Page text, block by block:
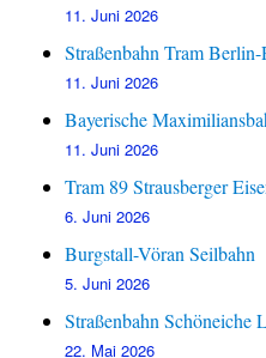
11. Juni 2026
Straßenbahn Tram
11. Juni 2026
Bayerische
11. Juni 2026
Tram 89 Strausberger
6. Juni 2026
Burgstall-Vöran Seilbahn
5. Juni 2026
Straßenbahn Schöneiche
22. Mai 2026